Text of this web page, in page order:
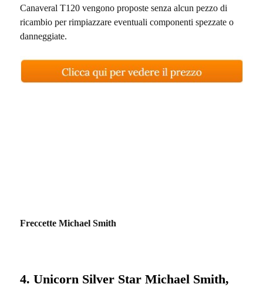
Canaveral T120 vengono proposte senza alcun pezzo di
ricambio per rimpiazzare eventuali componenti spezzate o
danneggiate.
Freccette Michael Smith
4. Unicorn Silver Star Michael Smith,